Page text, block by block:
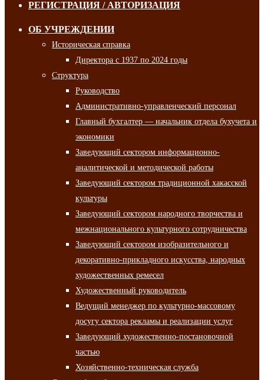
РЕГИСТРАЦИЯ / АВТОРИЗАЦИЯ
ОБ УЧРЕЖДЕНИИ
Историческая справка
Директора с 1937 по 2024 годы
Структура
Руководство
Административно-управленческий персонал
Главный бухгалтер — начальник отдела бухучета и
экономики
Заведующий сектором информационно-
аналитической и методической работы
Заведующий сектором традиционной хакасской
культуры
Заведующий сектором народного творчества и
межнационального культурного сотрудничества
Заведующий сектором изобразительного и
декоративно-прикладного искусства, народных
художественных ремесел
Художественный руководитель
Ведущий менеджер по культурно-массовому
досугу сектора рекламы и реализации услуг
Заведующий художественно-постановочной
частью
Хозяйственно-техническая служба